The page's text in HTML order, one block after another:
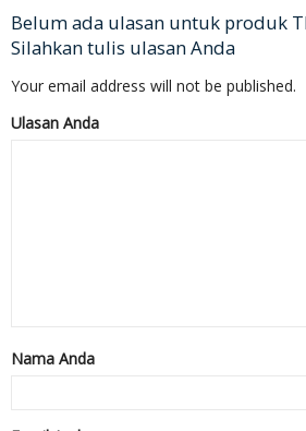
Belum ada ulasan untuk produk
Silahkan tulis ulasan Anda
Your email address will not be published.
Ulasan Anda
Nama Anda